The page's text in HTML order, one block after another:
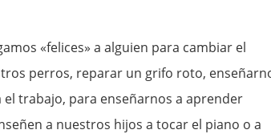
«felices» a alguien para cambiar el
perros, reparar un grifo roto,
trabajo, para enseñarnos a aprender
a nuestros hijos a tocar el piano o a